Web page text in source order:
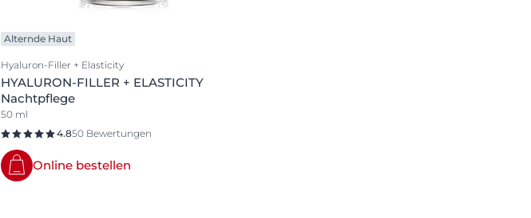
Alternde Haut
Hyaluron-Filler + Elasticity
HYALURON-FILLER + ELASTICITY
Nachtpflege
50 ml
4.850 Bewertungen
Online bestellen